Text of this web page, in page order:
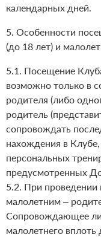
календарных дней.
5. Особенности
(до 18 лет) и
5.1. Посещение
возможно только в
родителя (либо
родитель
сопровождать
нахождения в
персональных
предусмотренных
5.2. При проведении
малолетним –
Сопровождающее
малолетнего